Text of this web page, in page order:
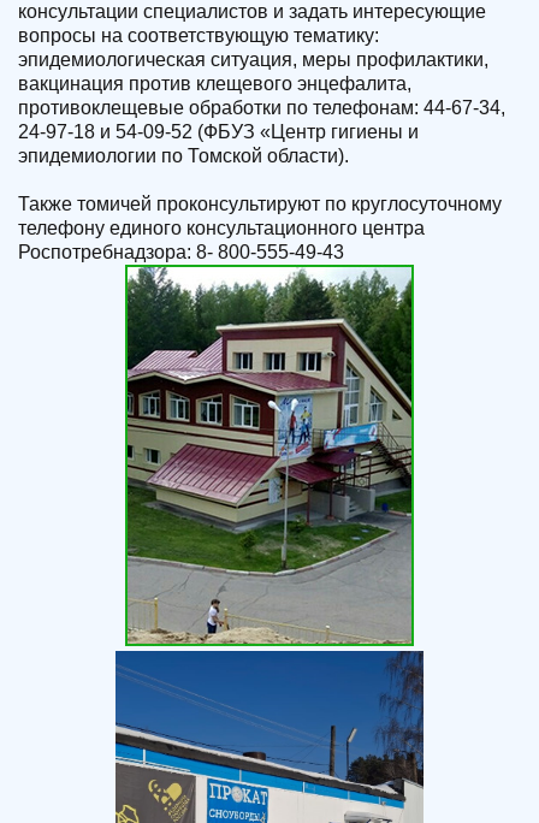
консультации специалистов и задать интересующие
вопросы на соответствующую тематику:
эпидемиологическая ситуация, меры профилактики,
вакцинация против клещевого энцефалита,
противоклещевые обработки по телефонам: 44-67-34,
24-97-18 и 54-09-52 (ФБУЗ «Центр гигиены и
эпидемиологии по Томской области).
Также томичей проконсультируют по круглосуточному
телефону единого консультационного центра
Роспотребнадзора: 8- 800-555-49-43